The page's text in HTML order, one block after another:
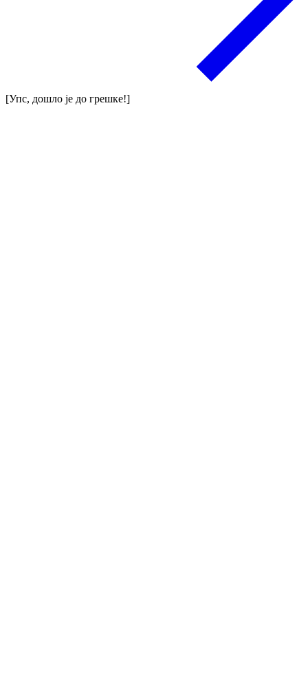
[Упс, дошло је до грешке!]